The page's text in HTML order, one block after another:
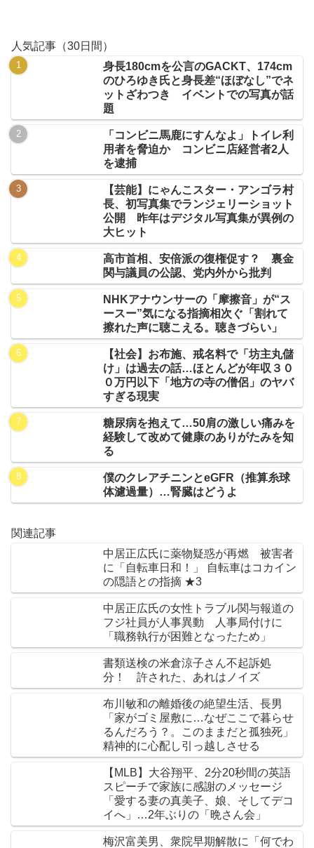
人気記事（30日間）
身長180cmを公言のGACKT、174cm
のひろゆき氏と身長差“ほぼなし”でネ
ットざわつき イベントでの写真が話
題
「コンビニ馬鹿にすんなよ」トイレ利
用者を脅迫か コンビニ店経営者2人
を逮捕
【芸能】にゃんこスター・アンゴラ村
長、初写真集でランジェリーショット
公開 昨年はデジタル写真集が異例の
大ヒット
高市首相、安倍派の復権促す？ 裏金
関与議員の公認、党内外から批判
NHKアナウンサーの「摩擦音」が“ス
ースー”気になる指摘相次ぐ「割れて
擦れた声に聴こえる。聴きづらい」
【社会】お布施、戒名料で「坊主丸儲
け」は過去の話…ほとんどが年収３０
０万円以下「地方の寺の僧侶」のヤバ
すぎる現実
糖尿病を抱えて…50肩の激しい痛みを
経験して改めて健康のありがたみを知
る
僕のクレアチニンとeGFR（推算糸球
体濾過量）…腎臓はどうよ
関連記事
中居正広氏に薬物疑惑が再燃 被害者
に「自転車日和！」 自転車はコカイン
の隠語との指摘 ★3
中居正広氏の女性トラブル関与報道の
フジ社員が人事異動 人事局付けに
「職務執行が困難となったため」
書類送検の米倉涼子さん不起訴処
分！ 許された、あれはノイズ
布川敏和の離婚後の絶望生活、長男
「家がゴミ屋敷に…なぜここで暮らせ
るんだろう？。このままだと孤独死」
精神的に心配し引っ越しさせる
【MLB】大谷翔平、2分20秒間の英語
スピーチで家族に感謝のメッセージ
「愛する妻の真美子、娘、そしてデコ
イへ」…2年ぶりの「晩さん会」
梅沢富美男、衆院早期解散に「何でわ